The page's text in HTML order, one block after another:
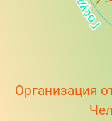
Организация